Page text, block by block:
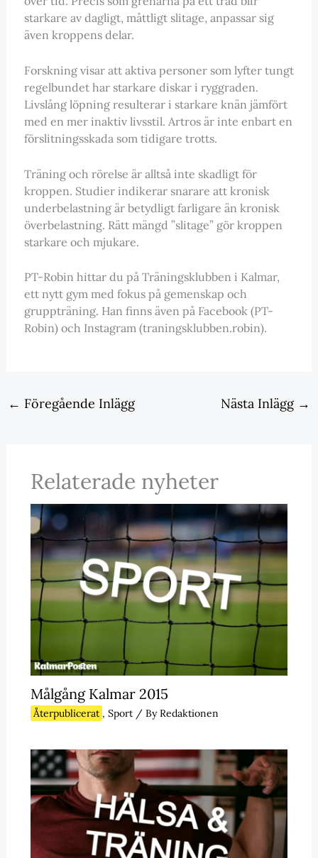
starkare av dagligt, måttligt slitage, anpassar sig
även kroppens delar.
Forskning visar att aktiva personer som lyfter tungt
regelbundet har starkare diskar i ryggraden.
Livslång löpning resulterar i starkare knän jämfört
med en mer inaktiv livsstil. Artros är inte enbart en
förslitningsskada som tidigare trotts.
Träning och rörelse är alltså inte skadligt för
kroppen. Studier indikerar snarare att kronisk
underbelastning är betydligt farligare än kronisk
överbelastning. Rätt mängd ”slitage” gör kroppen
starkare och mjukare.
PT-Robin hittar du på Träningsklubben i Kalmar,
ett nytt gym med fokus på gemenskap och
gruppträning. Han finns även på Facebook (PT-
Robin) och Instagram (traningsklubben.robin).
← Föregående Inlägg Nästa Inlägg →
Relaterade nyheter
Målgång Kalmar 2015
Återpublicerat , Sport/ ByRedaktionen